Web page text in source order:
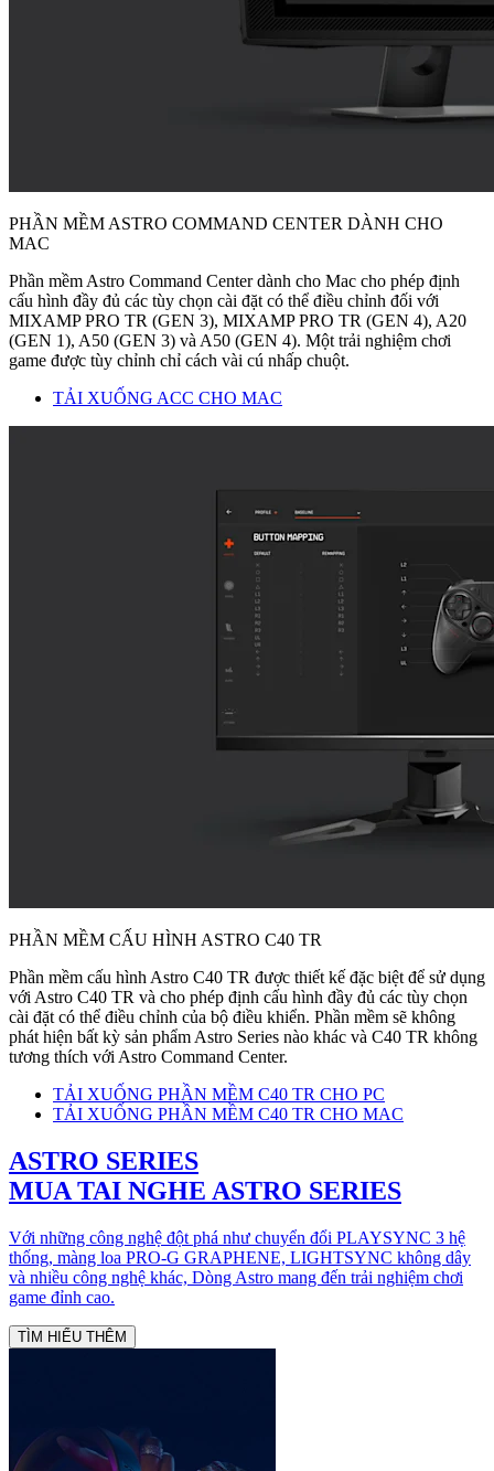
PHẦN MỀM ASTRO COMMAND CENTER DÀNH CHO
MAC
Phần mềm Astro Command Center dành cho Mac cho phép định
cấu hình đầy đủ các tùy chọn cài đặt có thể điều chỉnh đối với
MIXAMP PRO TR (GEN 3), MIXAMP PRO TR (GEN 4), A20
(GEN 1), A50 (GEN 3) và A50 (GEN 4). Một trải nghiệm chơi
game được tùy chỉnh chỉ cách vài cú nhấp chuột.
TẢI XUỐNG ACC CHO MAC
PHẦN MỀM CẤU HÌNH ASTRO C40 TR
Phần mềm cấu hình Astro C40 TR được thiết kế đặc biệt để sử dụng
với Astro C40 TR và cho phép định cấu hình đầy đủ các tùy chọn
cài đặt có thể điều chỉnh của bộ điều khiển. Phần mềm sẽ không
phát hiện bất kỳ sản phẩm Astro Series nào khác và C40 TR không
tương thích với Astro Command Center.
TẢI XUỐNG PHẦN MỀM C40 TR CHO PC
TẢI XUỐNG PHẦN MỀM C40 TR CHO MAC
ASTRO SERIES
MUA TAI NGHE ASTRO SERIES
Với những công nghệ đột phá như chuyển đổi PLAYSYNC 3 hệ
thống, màng loa PRO-G GRAPHENE, LIGHTSYNC không dây
và nhiều công nghệ khác, Dòng Astro mang đến trải nghiệm chơi
game đỉnh cao.
TÌM HIỂU THÊM